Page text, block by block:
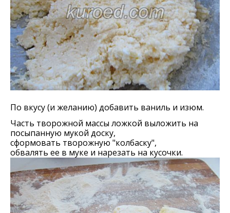
По вкусу (и желанию) добавить ваниль и изюм.
Часть творожной массы ложкой выложить на
посыпанную мукой доску,
сформовать творожную "колбаску",
обвалять ее в муке и нарезать на кусочки.